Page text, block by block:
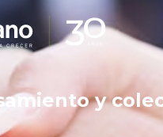
y